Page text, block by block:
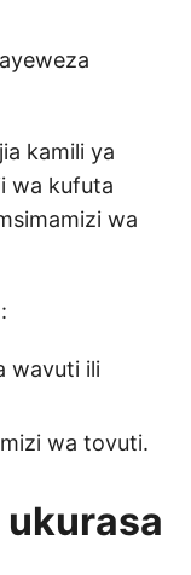
kamili ya
wa kufuta
wa
wavuti ili
wa tovuti.